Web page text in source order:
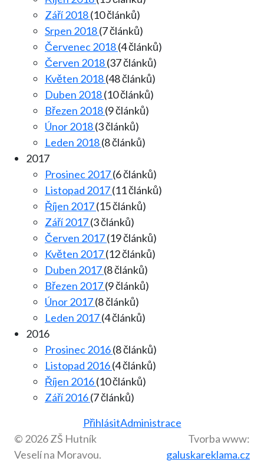
Září 2018(10 článků)
Srpen 2018(7 článků)
Červenec 2018(4 článků)
Červen 2018(37 článků)
Květen 2018(48 článků)
Duben 2018(10 článků)
Březen 2018(9 článků)
Únor 2018(3 článků)
Leden 2018(8 článků)
2017
Prosinec 2017(6 článků)
Listopad 2017(11 článků)
Říjen 2017(15 článků)
Září 2017(3 článků)
Červen 2017(19 článků)
Květen 2017(12 článků)
Duben 2017(8 článků)
Březen 2017(9 článků)
Únor 2017(8 článků)
Leden 2017(4 článků)
2016
Prosinec 2016(8 článků)
Listopad 2016(4 článků)
Říjen 2016(10 článků)
Září 2016(7 článků)
PřihlásitAdministrace
© 2026 ZŠ Hutník
Veselí na Moravou.
Tvorba www:
galuskareklama.cz